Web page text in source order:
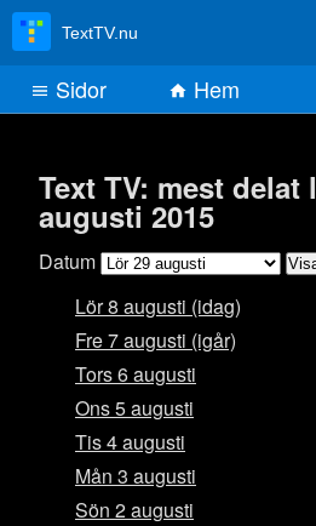
Text TV: mest delat
augusti 2015
Datum
Lör 8 augusti (idag)
Fre 7 augusti (igår)
Tors 6 augusti
Ons 5 augusti
Tis 4 augusti
Mån 3 augusti
Sön 2 augusti
TextTV.nu
Sidor Hem